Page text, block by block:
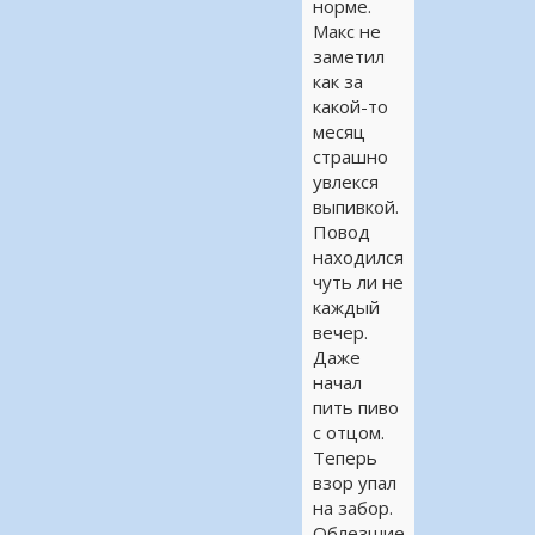
норме.
Макс не
заметил
как за
какой-то
месяц
страшно
увлекся
выпивкой.
Повод
находился
чуть ли не
каждый
вечер.
Даже
начал
пить пиво
с отцом.
Теперь
взор упал
на забор.